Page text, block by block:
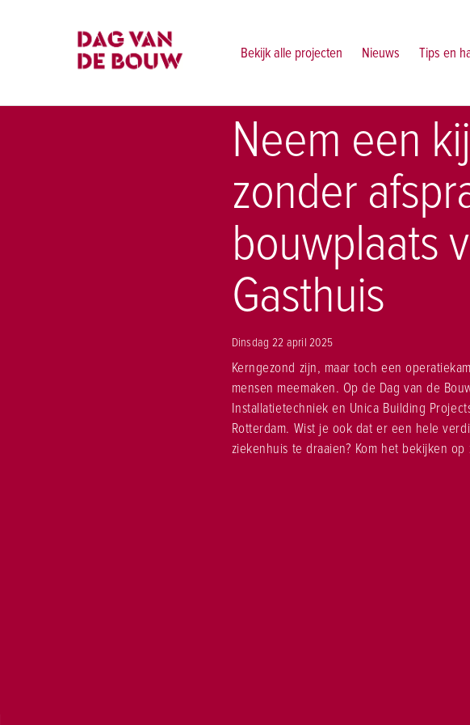
Bekijk alle projecten Nieuws Tips en
Home Nieuws Neem een kijkje in het ziekenhuis zonder afspraak bezoek de
Neem een
zonder
bouwplaats
Gasthuis
Dinsdag 22 april 2025
Kerngezond zijn, maar toch een
mensen meemaken. Op de Dag van de
Installatietechniek en Unica Building
Rotterdam. Wist je ook dat er een hele
ziekenhuis te draaien? Kom het bekijken op